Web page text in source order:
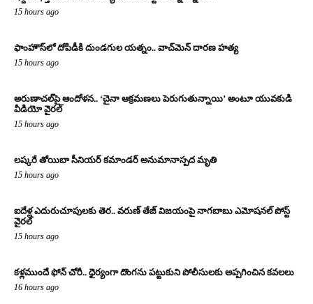
15 hours ago
ఫాంహౌస్‌లో దోపిడీకి దుండగుల యత్నం.. వాచ్‌మెన్‌ దారణ హత్య
15 hours ago
అరుణాచల్‌పై ఆందోళన.. ‘చైనా ఆక్రమణలు పెరుగుతున్నాయి’ అంటూ యువకుడి
వీడియో వైరల్
15 hours ago
లష్కరే తోయిబా సీనియర్ కమాండర్ అనుమానాస్పద మృతి
15 hours ago
ఐదేళ్ల ఎదురుచూపులకు తెర.. వరుణ్ తేజ్ విజయంపై నాగబాబు ఎమోషనల్ పోస్ట్
వైరల్
15 hours ago
కళ్లముందే ఫోన్ చోరీ.. ధైర్యంగా దొంగను పట్టుకుని పోలీసులకు అప్పగించిన కవలలు
16 hours ago